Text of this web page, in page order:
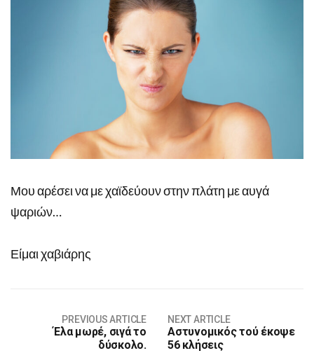
Μου αρέσει να με χαϊδεύουν στην πλάτη με αυγά
ψαριών…
Είμαι χαβιάρης
PREVIOUS ARTICLE
Έλα μωρέ, σιγά το
δύσκολο.
NEXT ARTICLE
Αστυνομικός τού έκοψε
56 κλήσεις